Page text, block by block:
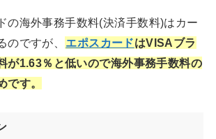
の海外事務手数料(決済手数料)はカー
のですが、 エポスカードはVISAブラ
が1.63％と低いので海外事務手数料の
です。